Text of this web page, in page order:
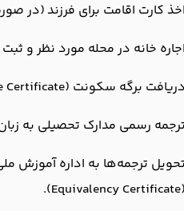
اخذ کارت اقامت برای فرزند (در
اجاره خانه در محله مورد نظر و
دریافت برگه سکونت (Residence Certificate) از اداره نفوس.
ترجمه رسمی مدارک تحصیلی به
(Equivalency Certificate).